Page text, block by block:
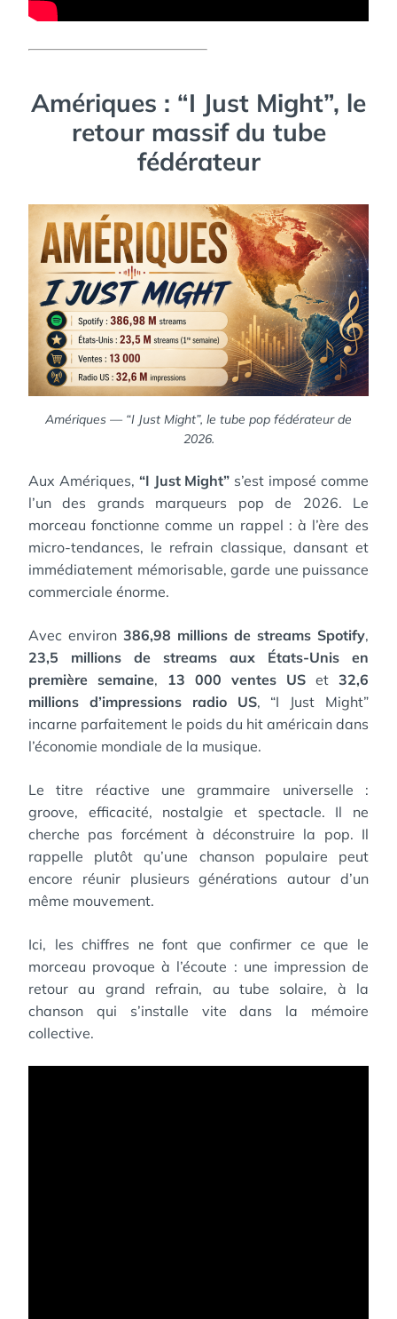
Amériques : “I Just Might”, le
retour massif du tube
fédérateur
Amériques — “I Just Might”, le tube pop fédérateur de
2026.
Aux Amériques, “I Just Might” s’est imposé comme
l’un des grands marqueurs pop de 2026. Le
morceau fonctionne comme un rappel : à l’ère des
micro-tendances, le refrain classique, dansant et
immédiatement mémorisable, garde une puissance
commerciale énorme.
Avec environ 386,98 millions de streams Spotify,
23,5 millions de streams aux États-Unis en
première semaine, 13 000 ventes US et 32,6
millions d’impressions radio US, “I Just Might”
incarne parfaitement le poids du hit américain dans
l’économie mondiale de la musique.
Le titre réactive une grammaire universelle :
groove, efficacité, nostalgie et spectacle. Il ne
cherche pas forcément à déconstruire la pop. Il
rappelle plutôt qu’une chanson populaire peut
encore réunir plusieurs générations autour d’un
même mouvement.
Ici, les chiffres ne font que confirmer ce que le
morceau provoque à l’écoute : une impression de
retour au grand refrain, au tube solaire, à la
chanson qui s’installe vite dans la mémoire
collective.